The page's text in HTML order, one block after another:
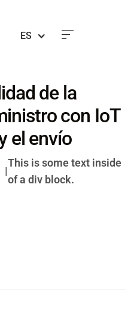
ES
de la
con IoT
el envío
|
This is some text inside
of a div block.